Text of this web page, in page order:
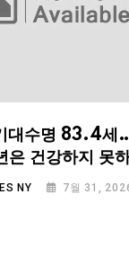
대수명 83.4세
은 건강하지 못
NY 7월 31,